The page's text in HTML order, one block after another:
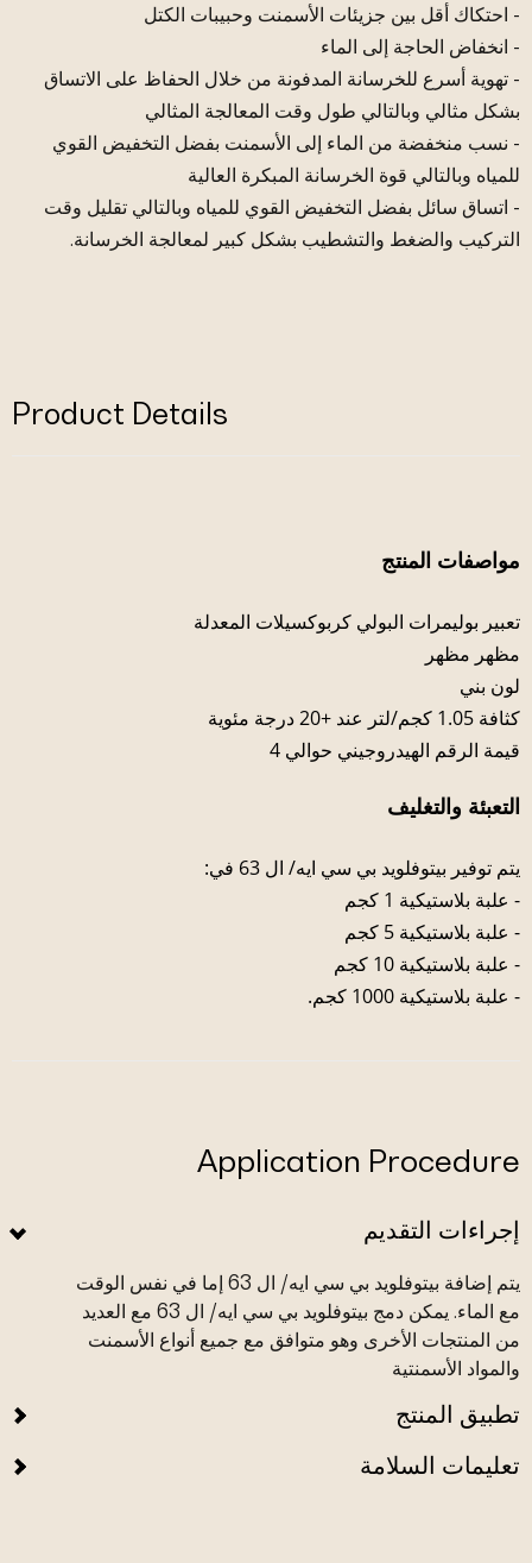
- احتكاك أقل بين جزيئات الأسمنت وحبيبات الكتل
- انخفاض الحاجة إلى الماء
- تهوية أسرع للخرسانة المدفونة من خلال الحفاظ على الاتساق
بشكل مثالي وبالتالي طول وقت المعالجة المثالي
- نسب منخفضة من الماء إلى الأسمنت بفضل التخفيض القوي
للمياه وبالتالي قوة الخرسانة المبكرة العالية
- اتساق سائل بفضل التخفيض القوي للمياه وبالتالي تقليل وقت
التركيب والضغط والتشطيب بشكل كبير لمعالجة الخرسانة.
Product Details
مواصفات المنتج
تعبير بوليمرات البولي كربوكسيلات المعدلة
مظهر مظهر
لون بني
كثافة 1.05 كجم/لتر عند +20 درجة مئوية
قيمة الرقم الهيدروجيني حوالي 4
التعبئة والتغليف
يتم توفير بيتوفلويد بي سي ايه/ ال 63 في:
- علبة بلاستيكية 1 كجم
- علبة بلاستيكية 5 كجم
- علبة بلاستيكية 10 كجم
- علبة بلاستيكية 1000 كجم.
Application Procedure
إجراءات التقديم
يتم إضافة بيتوفلويد بي سي ايه/ ال 63 إما في نفس الوقت
مع الماء. يمكن دمج بيتوفلويد بي سي ايه/ ال 63 مع العديد
من المنتجات الأخرى وهو متوافق مع جميع أنواع الأسمنت
والمواد الأسمنتية
تطبيق المنتج
تعليمات السلامة